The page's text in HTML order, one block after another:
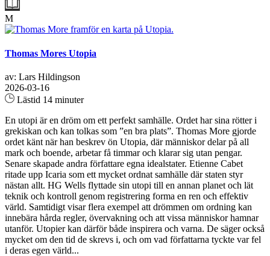
M
Thomas Mores Utopia
av: Lars Hildingson
2026-03-16
Lästid 14 minuter
En utopi är en dröm om ett perfekt samhälle. Ordet har sina rötter i
grekiskan och kan tolkas som ”en bra plats”. Thomas More gjorde
ordet känt när han beskrev ön Utopia, där människor delar på all
mark och boende, arbetar få timmar och klarar sig utan pengar.
Senare skapade andra författare egna idealstater. Etienne Cabet
ritade upp Icaria som ett mycket ordnat samhälle där staten styr
nästan allt. HG Wells flyttade sin utopi till en annan planet och lät
teknik och kontroll genom registrering forma en ren och effektiv
värld. Samtidigt visar flera exempel att drömmen om ordning kan
innebära hårda regler, övervakning och att vissa människor hamnar
utanför. Utopier kan därför både inspirera och varna. De säger också
mycket om den tid de skrevs i, och om vad författarna tyckte var fel
i deras egen värld...